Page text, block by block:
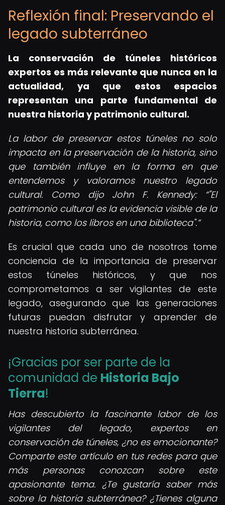
Reflexión final: Preservando el
legado subterráneo
La conservación de túneles históricos
expertos es más relevante que nunca en la
actualidad, ya que estos espacios
representan una parte fundamental de
nuestra historia y patrimonio cultural.
La labor de preservar estos túneles no solo
impacta en la preservación de la historia, sino
que también influye en la forma en que
entendemos y valoramos nuestro legado
cultural. Como dijo John F. Kennedy:
"El
patrimonio cultural es la evidencia visible de la
historia, como los libros en una biblioteca".
Es crucial que cada uno de nosotros tome
conciencia de la importancia de preservar
estos túneles históricos, y que nos
comprometamos a ser vigilantes de este
legado, asegurando que las generaciones
futuras puedan disfrutar y aprender de
nuestra historia subterránea.
¡Gracias por ser parte de la
comunidad de Historia Bajo
Tierra!
Has descubierto la fascinante labor de los
vigilantes del legado, expertos en
conservación de túneles, ¿no es emocionante?
Comparte este artículo en tus redes para que
más personas conozcan sobre este
apasionante tema. ¿Te gustaría saber más
sobre la historia subterránea? ¿Tienes alguna